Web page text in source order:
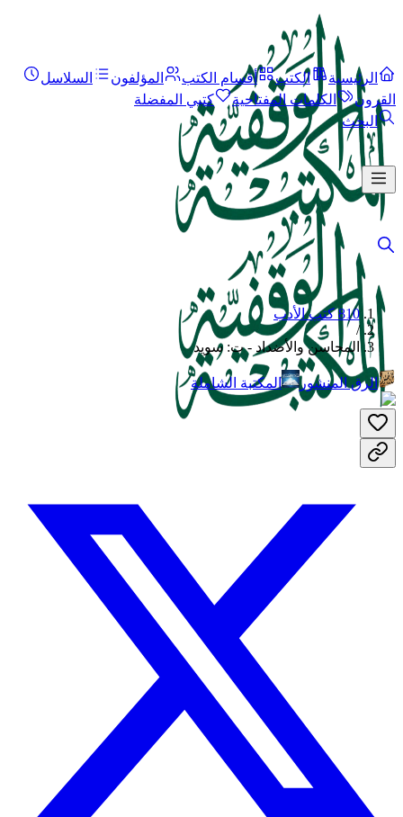
الرئيسية الكتب أقسام الكتب المؤلفون
السلاسل
القرون
الكلمات المفتاحية
كتبي المفضلة
البحث
810 كتب الأدب
/
المحاسن والأضداد - ت: سويد
الرق المنشور المكتبة الشاملة